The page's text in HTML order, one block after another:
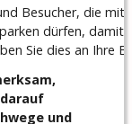
Besucher, die
dürfen, damit
Sie dies an Ihre
und